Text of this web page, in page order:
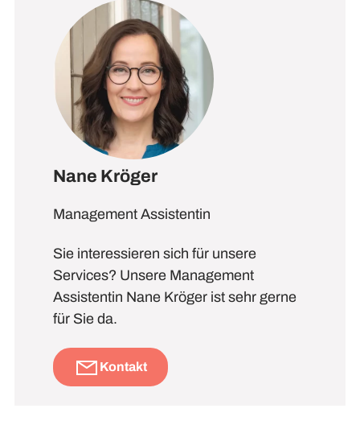
Nane Kröger
Management Assistentin
Sie interessieren sich für unsere
Services? Unsere Management
Assistentin Nane Kröger ist sehr gerne
für Sie da.
Kontakt